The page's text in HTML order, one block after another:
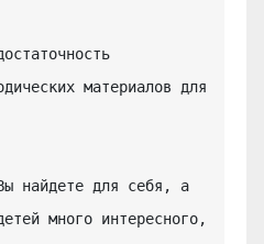
материалов для
найдете для себя, а
много интересного,